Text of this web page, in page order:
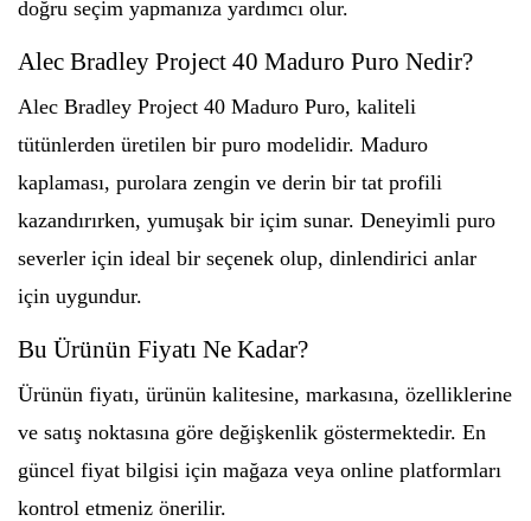
doğru seçim yapmanıza yardımcı olur.
Alec Bradley Project 40 Maduro Puro Nedir?
Alec Bradley Project 40 Maduro Puro, kaliteli
tütünlerden üretilen bir puro modelidir. Maduro
kaplaması, purolara zengin ve derin bir tat profili
kazandırırken, yumuşak bir içim sunar. Deneyimli puro
severler için ideal bir seçenek olup, dinlendirici anlar
için uygundur.
Bu Ürünün Fiyatı Ne Kadar?
Ürünün fiyatı, ürünün kalitesine, markasına, özelliklerine
ve satış noktasına göre değişkenlik göstermektedir. En
güncel fiyat bilgisi için mağaza veya online platformları
kontrol etmeniz önerilir.